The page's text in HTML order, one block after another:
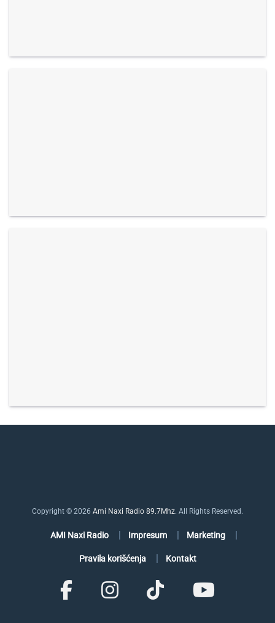
Copyright © 2026 Ami Naxi Radio 89.7Mhz. All Rights Reserved.
AMI Naxi Radio Impresum Marketing
Pravila korišćenja Kontakt